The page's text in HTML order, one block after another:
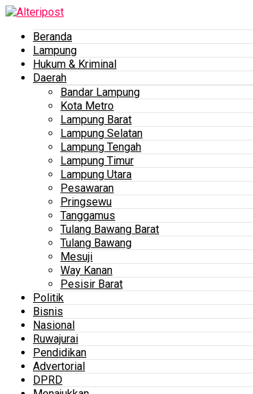
Beranda
Lampung
Hukum & Kriminal
Daerah
Bandar Lampung
Kota Metro
Lampung Barat
Lampung Selatan
Lampung Tengah
Lampung Timur
Lampung Utara
Pesawaran
Pringsewu
Tanggamus
Tulang Bawang Barat
Tulang Bawang
Mesuji
Way Kanan
Pesisir Barat
Politik
Bisnis
Nasional
Ruwajurai
Pendidikan
Advertorial
DPRD